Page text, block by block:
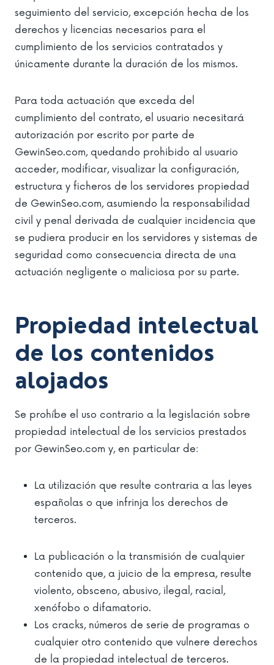
seguimiento del servicio, excepción hecha de los
derechos y licencias necesarios para el
cumplimiento de los servicios contratados y
únicamente durante la duración de los mismos.
Para toda actuación que exceda del
cumplimiento del contrato, el usuario necesitará
autorización por escrito por parte de
GewinSeo.com, quedando prohibido al usuario
acceder, modificar, visualizar la configuración,
estructura y ficheros de los servidores propiedad
de GewinSeo.com, asumiendo la responsabilidad
civil y penal derivada de cualquier incidencia que
se pudiera producir en los servidores y sistemas de
seguridad como consecuencia directa de una
actuación negligente o maliciosa por su parte.
Propiedad intelectual
de los contenidos
alojados
Se prohíbe el uso contrario a la legislación sobre
propiedad intelectual de los servicios prestados
por GewinSeo.com y, en particular de:
La utilización que resulte contraria a las leyes
españolas o que infrinja los derechos de
terceros.
La publicación o la transmisión de cualquier
contenido que, a juicio de la empresa, resulte
violento, obsceno, abusivo, ilegal, racial,
xenófobo o difamatorio.
Los cracks, números de serie de programas o
cualquier otro contenido que vulnere derechos
de la propiedad intelectual de terceros.